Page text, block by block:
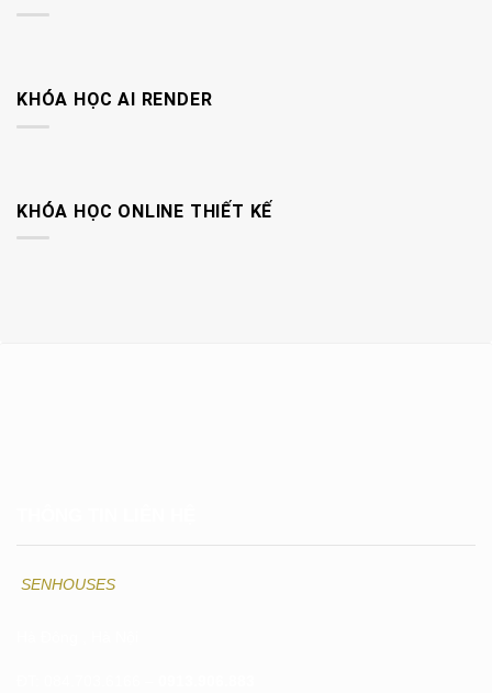
KHÓA HỌC AI RENDER
KHÓA HỌC ONLINE THIẾT KẾ
SENHOUSES